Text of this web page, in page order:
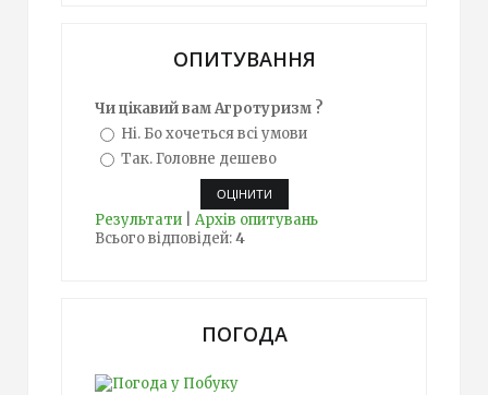
ОПИТУВАННЯ
Чи цікавий вам Агротуризм ?
Ні. Бо хочеться всі умови
Так. Головне дешево
Результати
Архів опитувань
Всього відповідей:4
ПОГОДА